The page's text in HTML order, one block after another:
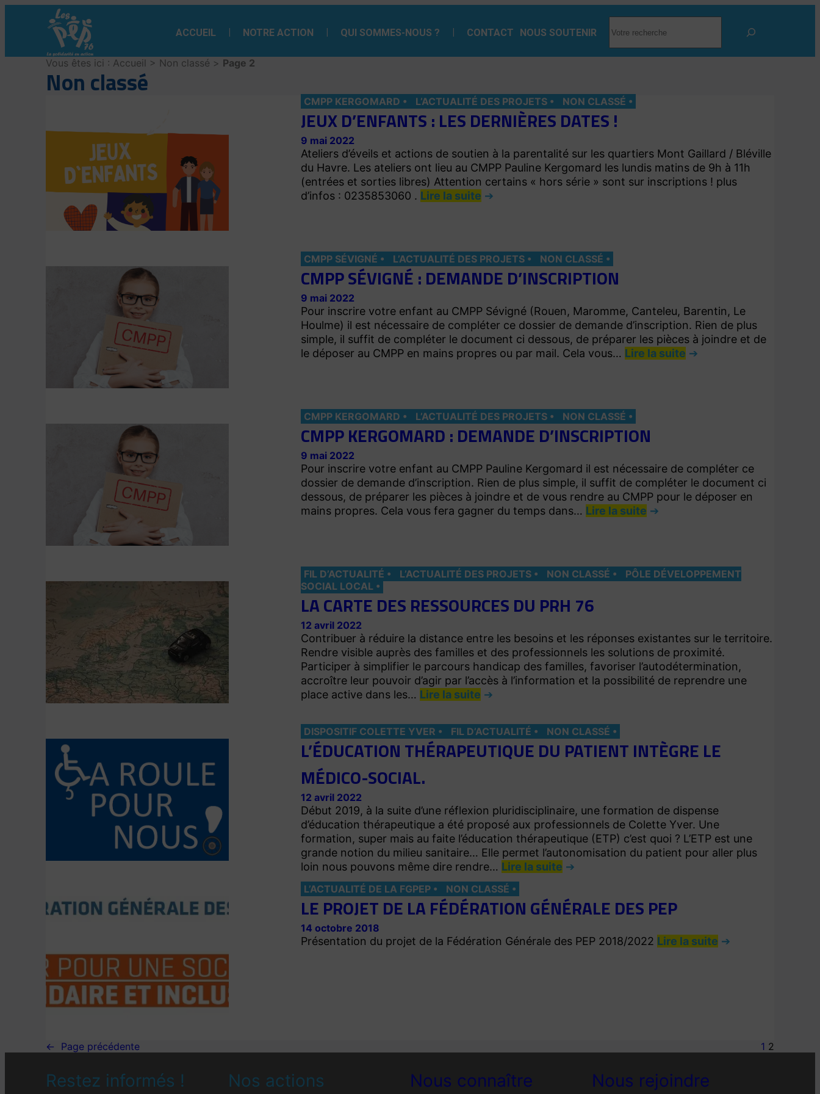
ACCUEIL NOTRE ACTION QUI SOMMES-NOUS ? CONTACT NOUS SOUTENIR
Vous êtes ici : Accueil > Non classé > Page 2
Non classé
CMPP KERGOMARD L’ACTUALITÉ DES PROJETS NON CLASSÉ
JEUX D’ENFANTS : LES DERNIÈRES DATES !
9 mai 2022
Ateliers d’éveils et actions de soutien à la parentalité sur les quartiers Mont Gaillard / Bléville
du Havre. Les ateliers ont lieu au CMPP Pauline Kergomard les lundis matins de 9h à 11h
(entrées et sorties libres) Attention certains « hors série » sont sur inscriptions ! plus
d’infos : 0235853060 . Lire la suite
CMPP SÉVIGNÉ L’ACTUALITÉ DES PROJETS NON CLASSÉ
CMPP SÉVIGNÉ : DEMANDE D’INSCRIPTION
9 mai 2022
Pour inscrire votre enfant au CMPP Sévigné (Rouen, Maromme, Canteleu, Barentin, Le
Houlme) il est nécessaire de compléter ce dossier de demande d’inscription. Rien de plus
simple, il suffit de compléter le document ci dessous, de préparer les pièces à joindre et de
le déposer au CMPP en mains propres ou par mail. Cela vous… Lire la suite
CMPP KERGOMARD L’ACTUALITÉ DES PROJETS NON CLASSÉ
CMPP KERGOMARD : DEMANDE D’INSCRIPTION
9 mai 2022
Pour inscrire votre enfant au CMPP Pauline Kergomard il est nécessaire de compléter ce
dossier de demande d’inscription. Rien de plus simple, il suffit de compléter le document ci
dessous, de préparer les pièces à joindre et de vous rendre au CMPP pour le déposer en
mains propres. Cela vous fera gagner du temps dans… Lire la suite
FIL D’ACTUALITÉ L’ACTUALITÉ DES PROJETS NON CLASSÉ
PÔLE DÉVELOPPEMENT
SOCIAL LOCAL
LA CARTE DES RESSOURCES DU PRH 76
12 avril 2022
Contribuer à réduire la distance entre les besoins et les réponses existantes sur le territoire.
Rendre visible auprès des familles et des professionnels les solutions de proximité.
Participer à simplifier le parcours handicap des familles, favoriser l’autodétermination,
accroître leur pouvoir d’agir par l’accès à l’information et la possibilité de reprendre une
place active dans les… Lire la suite
DISPOSITIF COLETTE YVER FIL D’ACTUALITÉ NON CLASSÉ
L’ÉDUCATION THÉRAPEUTIQUE DU PATIENT INTÈGRE LE
MÉDICO-SOCIAL.
12 avril 2022
Début 2019, à la suite d’une réflexion pluridisciplinaire, une formation de dispense
d’éducation thérapeutique a été proposé aux professionnels de Colette Yver. Une
formation, super mais au faite l’éducation thérapeutique (ETP) c’est quoi ? L’ETP est une
grande notion du milieu sanitaire… Elle permet l’autonomisation du patient pour aller plus
loin nous pouvons même dire rendre… Lire la suite
L’ACTUALITÉ DE LA FGPEP NON CLASSÉ
LE PROJET DE LA FÉDÉRATION GÉNÉRALE DES PEP
14 octobre 2018
Présentation du projet de la Fédération Générale des PEP 2018/2022 Lire la suite
← Page précédente 1 2
Restez informés ! Nos actions Nous connaître Nous rejoindre